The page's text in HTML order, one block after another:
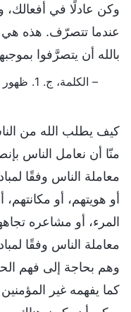
وكن عادلًا في أفعالك،
عندما تتصرّف. هذه هي
بالله أن يتصرَّفوا
– الكلمة، ج. 1. ظهور الله وعمله. كيف هي علاقتك مع الله؟
كيف يطلب الله من
منّا أن نعامل الناس
معاملة الناس وفقًا
أو هويتهم، أو
المرء، أو مشاعره
معاملة الناس وفقًا
وهم بحاجة إلى فهم
كما يفهمه غير